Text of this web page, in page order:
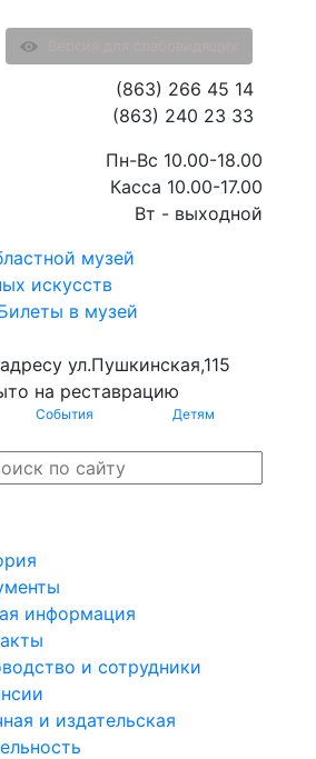
музей
искусств
в музей
ул.Пушкинская,115
на реставрацию
События Детям
(863) 266 45 14
(863) 240 23 33
Пн-Вс 10.00-18.00
Касса 10.00-17.00
Вт - выходной
информация
и сотрудники
и издательская